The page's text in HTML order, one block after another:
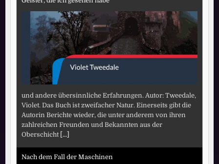
und andere übersinnliche Erfahrungen. Autor: Tweedale,
Violet. Das Buch ist zweifacher Natur. Einerseits gibt die
Autorin Berichte wieder, die unter anderem von ihren
zahlreichen Freunden und Bekannten aus der
Oberschicht [...]
Nach dem Fall der Maschinen